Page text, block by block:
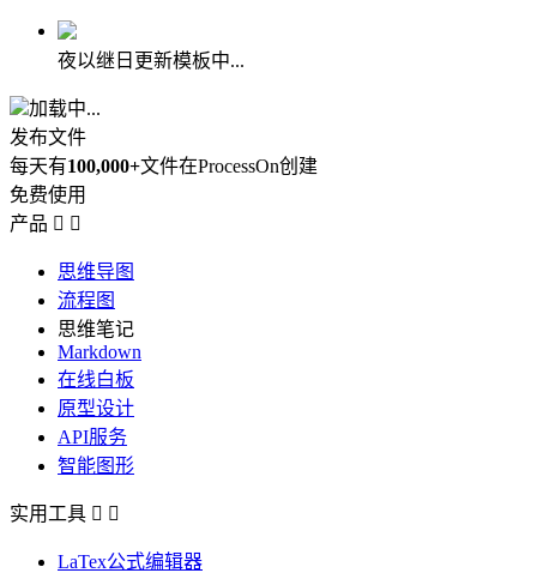
夜以继日更新模板中...
加载中...
发布文件
每天有100,000+文件在ProcessOn创建
免费使用
产品  
思维导图
流程图
思维笔记
Markdown
在线白板
原型设计
API服务
智能图形
实用工具  
LaTex公式编辑器